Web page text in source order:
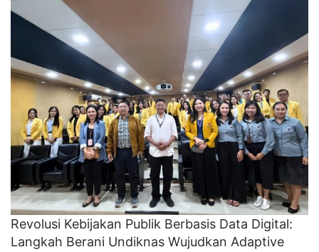
Revolusi Kebijakan Publik Berbasis Data Digital:
Langkah Berani Undiknas Wujudkan Adaptive